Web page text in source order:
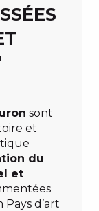
sont
et
du
et
Pays d’art